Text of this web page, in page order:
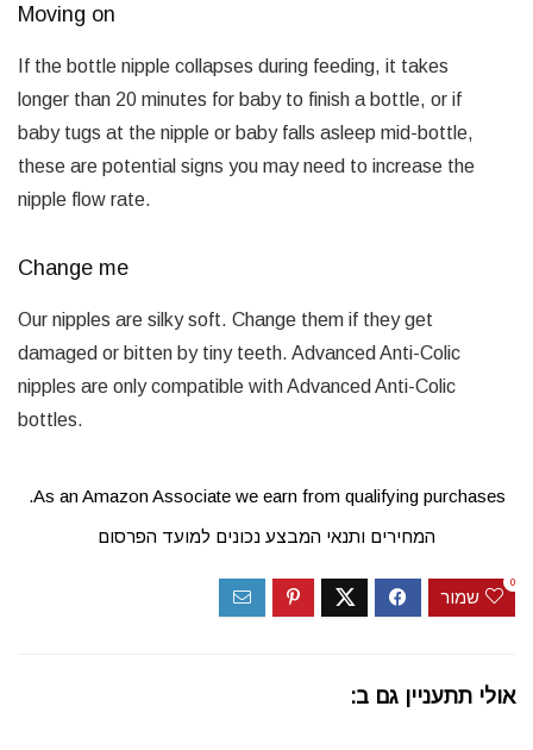
Moving on
If the bottle nipple collapses during feeding, it takes
longer than 20 minutes for baby to finish a bottle, or if
baby tugs at the nipple or baby falls asleep mid-bottle,
these are potential signs you may need to increase the
nipple flow rate.
Change me
Our nipples are silky soft. Change them if they get
damaged or bitten by tiny teeth. Advanced Anti-Colic
nipples are only compatible with Advanced Anti-Colic
bottles.
As an Amazon Associate we earn from qualifying purchases.
המחירים ותנאי המבצע נכונים למועד הפרסום
שמור
0
אולי תתעניין גם ב: